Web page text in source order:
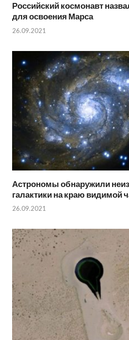
Российский космонавт
для освоения Марса
26.09.2021
Астрономы обнаружили
галактики на краю видимой
26.09.2021